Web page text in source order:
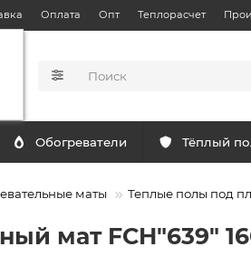
Оплата Опт Теплорасчет
Обогреватели Тёплый
маты Теплые полы под
мат FCH"639"